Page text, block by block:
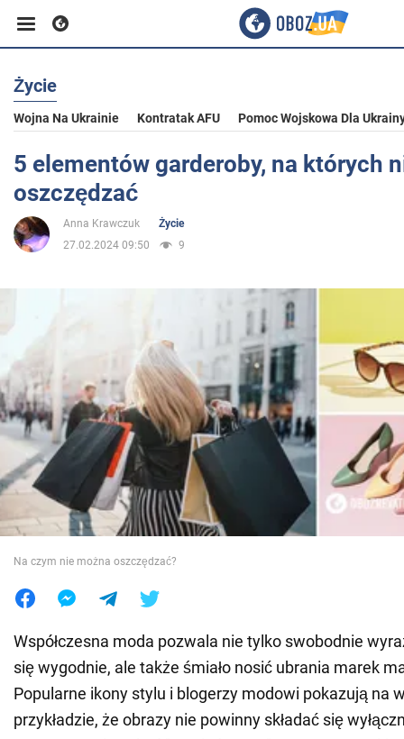
Biznes
Sport
Rozrywka
Polityka
Społeczeństwo
Wojna na Ukrainie
Świat
Jedzenie
Życie
Wojna Na Ukrainie Kontratak AFU Pomoc Wojskowa Dla
5 elementów garderoby, na których
oszczędzać
Anna Krawczuk
Życie
27.02.2024 09:50
9
Na czym nie można oszczędzać?
Współczesna moda pozwala nie tylko swobodnie
się wygodnie, ale także śmiało nosić ubrania marek
Popularne ikony stylu i blogerzy modowi pokazują na
przykładzie, że obrazy nie powinny składać się